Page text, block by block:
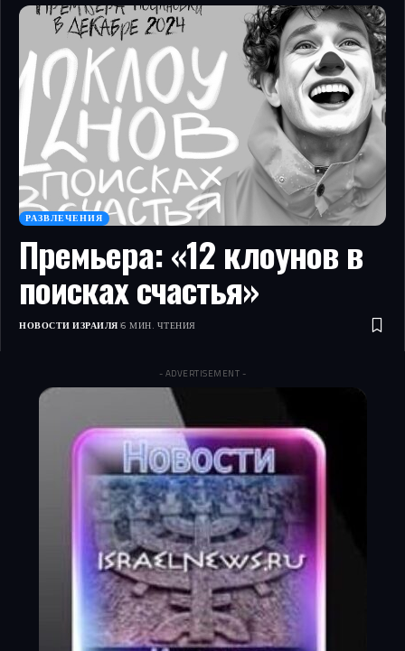
РАЗВЛЕЧЕНИЯ
Премьера: «12 клоунов в
поисках счастья»
НОВОСТИ ИЗРАИЛЯ 6 МИН. ЧТЕНИЯ
- ADVERTISEMENT -